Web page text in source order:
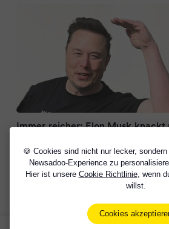
🍪 Cookies sind nicht nur lecker,
Newsadoo-Experience zu
Hier ist unsere Cookie Richtlinie, wenn
willst.
Cookies
Immer reicher: Elon Musk knackt